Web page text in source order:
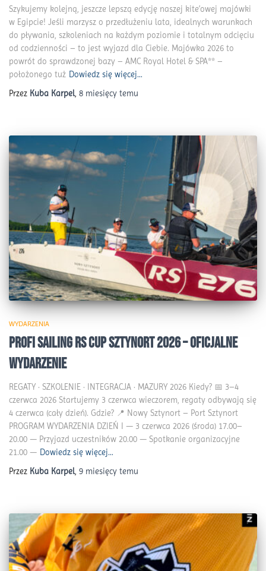
Szykujemy kolejną, jeszcze lepszą edycję naszej kite’owej majówki
w Egipcie! Jeśli marzysz o przedłużeniu lata, idealnych warunkach
do pływania, szkoleniach na każdym poziomie i totalnym odcięciu
od codzienności – to jest wyjazd dla Ciebie. Majówka 2026 to
powrót do sprawdzonej bazy – AMC Royal Hotel & SPA** –
położonego tuż Dowiedz się więcej…
Przez Kuba Karpel, 8 miesięcy temu
WYDARZENIA
Profi Sailing RS Cup Sztynort 2026 – Oficjalne
Wydarzenie
REGATY · SZKOLENIE · INTEGRACJA · MAZURY 2026 Kiedy? 📅 3–4
czerwca 2026 Startujemy 3 czerwca wieczorem, regaty odbywają się
4 czerwca (cały dzień). Gdzie? 📍 Nowy Sztynort – Port Sztynort
PROGRAM WYDARZENIA DZIEŃ I — 3 czerwca 2026 (środa) 17.00–
20.00 — Przyjazd uczestników 20.00 — Spotkanie organizacyjne
21.00 — Dowiedz się więcej…
Przez Kuba Karpel, 9 miesięcy temu